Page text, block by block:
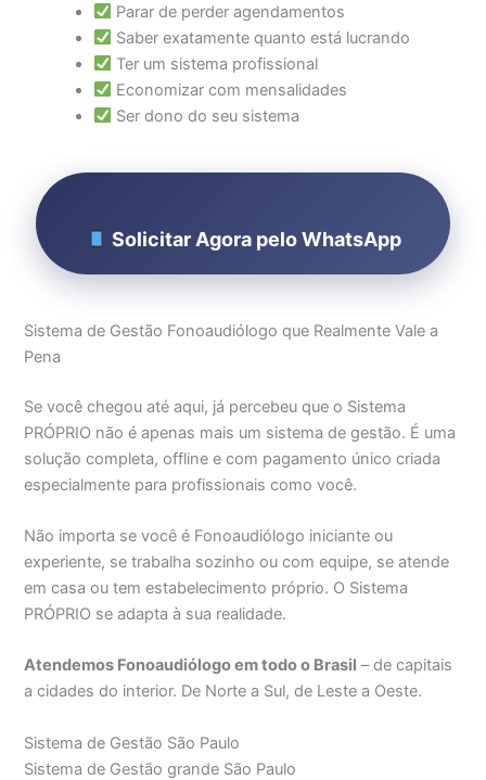
Parar de perder agendamentos
Saber exatamente quanto está lucrando
Ter um sistema profissional
Economizar com mensalidades
Ser dono do seu sistema
Solicitar Agora pelo WhatsApp
Sistema de Gestão Fonoaudiólogo que Realmente Vale a
Pena
Se você chegou até aqui, já percebeu que o Sistema
PRÓPRIO não é apenas mais um sistema de gestão. É uma
solução completa, offline e com pagamento único criada
especialmente para profissionais como você.
Não importa se você é Fonoaudiólogo iniciante ou
experiente, se trabalha sozinho ou com equipe, se atende
em casa ou tem estabelecimento próprio. O Sistema
PRÓPRIO se adapta à sua realidade.
Atendemos Fonoaudiólogo em todo o Brasil – de capitais
a cidades do interior. De Norte a Sul, de Leste a Oeste.
Sistema de Gestão São Paulo
Sistema de Gestão grande São Paulo